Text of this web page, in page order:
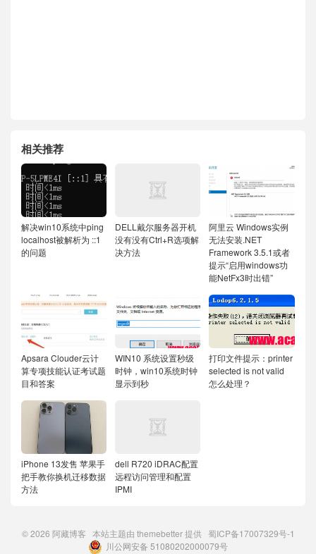
相关推荐
解决win10系统中ping
localhost被解析为 ::1
的问题
DELL戴尔服务器开机
没有没有Ctrl+R选项解
决方法
阿里云 Windows实例
无法安装.NET
Framework 3.5.1或者
提示“启用windows功
能NetFx3时出错”
Apsara Clouder云计
算专项技能认证考试题
目和答案
WIN10 系统设置秒级
时钟，win10系统时钟
显示到秒
打印文件提示：printer
selected is not valid
怎么处理？
iPhone 13发售 苹果手
把手教你换机迁移数据
方法
dell R720 iDRAC配置
远程访问管理和配置
IPMI
© 2026 阿藏博客 本站主题由 themebetter提供 蜀ICP备17007329号-1
川公网安备 51080202000079号